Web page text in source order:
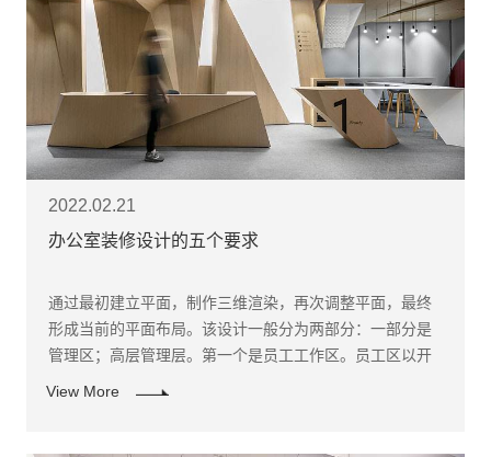
2022.02.21
办公室装修设计的五个要求
通过最初建立平面，制作三维渲染，再次调整平面，最终
形成当前的平面布局。该设计一般分为两部分：一部分是
管理区；高层管理层。第一个是员工工作区。员工区以开
View More